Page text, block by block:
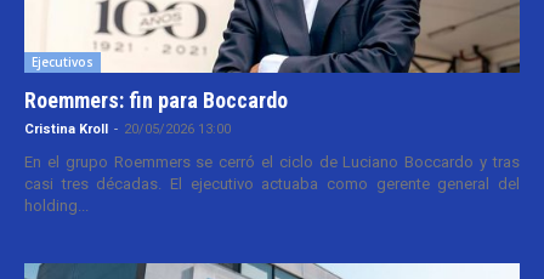
Ejecutivos
Roemmers: fin para Boccardo
Cristina Kroll - 20/05/2026 13:00
En el grupo Roemmers se cerró el ciclo de Luciano Boccardo y tras
casi tres décadas. El ejecutivo actuaba como gerente general del
holding...